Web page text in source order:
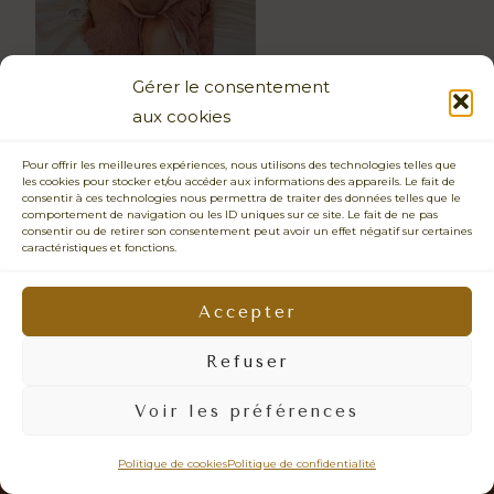
Gérer le consentement
aux cookies
Pour offrir les meilleures expériences, nous utilisons des technologies telles que
les cookies pour stocker et/ou accéder aux informations des appareils. Le fait de
consentir à ces technologies nous permettra de traiter des données telles que le
comportement de navigation ou les ID uniques sur ce site. Le fait de ne pas
consentir ou de retirer son consentement peut avoir un effet négatif sur certaines
caractéristiques et fonctions.
Accepter
Refuser
Voir les préférences
Politique de cookiesPolitique de confidentialité
VRAIES • IMAGES NATURELLES •
PRENDRE LE TEMPS • REGARD BIENVEILLANT • LÂCHER-PRISE •
PHOTOS QUI VOUS RESSEMBLENT • DOUCEUR • PRÉSENCE
© 2026 - Sabrina Dupuy Photographe Portrait, Famille & Mariage Vannes -
Carnac - Arradon - Ploermel - Theix-Noyalo - La Roche Bernard - Muzillac -